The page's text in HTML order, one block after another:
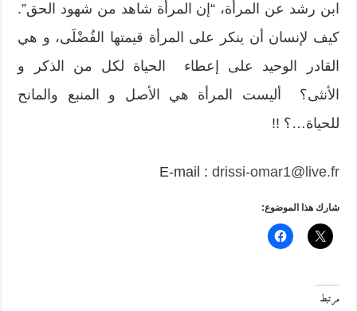
ابن رشد عن المرأة، “إن المرأة شاهد من شهود الحق”.
كيف لإنسان أن ينكر على المرأة قيمتها الفُضْلَى، و هي
القادر الوحيد على إعطاء الحياة لكل من الذكر و
الأنثى؟ أليست المرأة هي الأصل و المنبع والمانح
للحياة…؟ !!
E-mail : drissi-omar1@live.fr
شارك هذا الموضوع:
مرتبط